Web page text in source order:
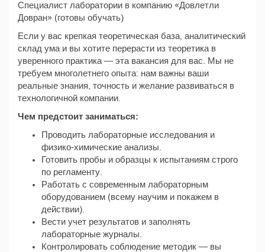
Специалист лаборатории в компанию «Довлетли
Довран» (готовы обучать)
Если у вас крепкая теоретическая база, аналитический
склад ума и вы хотите перерасти из теоретика в
уверенного практика — эта вакансия для вас. Мы не
требуем многолетнего опыта: нам важны ваши
реальные знания, точность и желание развиваться в
технологичной компании.
Чем предстоит заниматься:
Проводить лабораторные исследования и
физико-химические анализы.
Готовить пробы и образцы к испытаниям строго
по регламенту.
Работать с современным лабораторным
оборудованием (всему научим и покажем в
действии).
Вести учет результатов и заполнять
лабораторные журналы.
Контролировать соблюдение методик — вы